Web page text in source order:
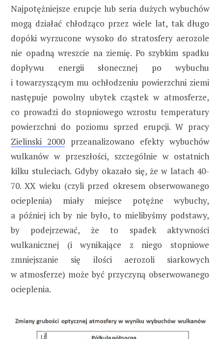
Najpotężniejsze erupcje lub seria dużych wybuchów
mogą działać chłodząco przez wiele lat, tak długo
dopóki wyrzucone wysoko do stratosfery aerozole
nie opadną wreszcie na ziemię. Po szybkim spadku
dopływu energii słonecznej po wybuchu
i towarzyszącym mu ochłodzeniu powierzchni ziemi
następuje powolny ubytek cząstek w atmosferze,
co prowadzi do stopniowego wzrostu temperatury
powierzchni do poziomu sprzed erupcji. W pracy
Zielinski 2000 przeanalizowano efekty wybuchów
wulkanów w przeszłości, szczególnie w ostatnich
kilku stuleciach. Gdyby okazało się, że w latach 40-
70. XX wieku (czyli przed okresem obserwowanego
ocieplenia) miały miejsce potężne wybuchy,
a później ich by nie było, to mielibyśmy podstawy,
by podejrzewać, że to spadek aktywności
wulkanicznej (i wynikające z niego stopniowe
zmniejszanie się ilości aerozoli siarkowych
w atmosferze) może być przyczyną obserwowanego
ocieplenia.